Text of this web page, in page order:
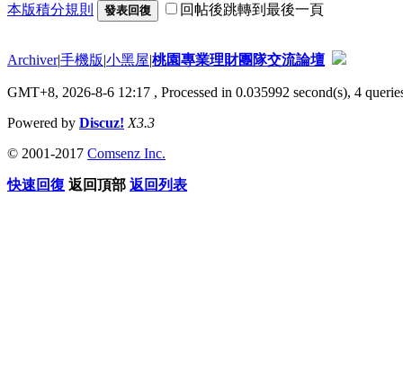
本版積分規則 發表回復 回帖後跳轉到最後一頁
Archiver|手機版|小黑屋|桃園專業理財團隊交流論壇
GMT+8, 2026-8-6 12:17 , Processed in 0.035992 second(s), 4
Powered by Discuz! X3.3
© 2001-2017 Comsenz Inc.
快速回復 返回頂部 返回列表